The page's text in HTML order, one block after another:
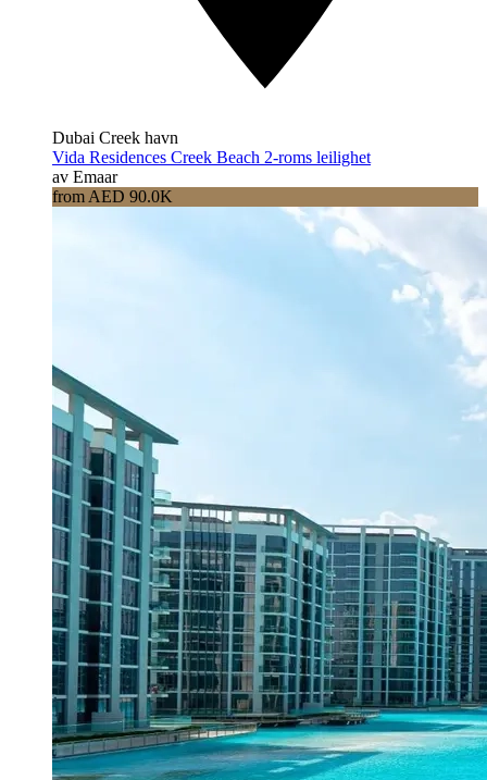
Dubai Creek havn
Vida Residences Creek Beach 2-roms leilighet
av Emaar
from AED 90.0K